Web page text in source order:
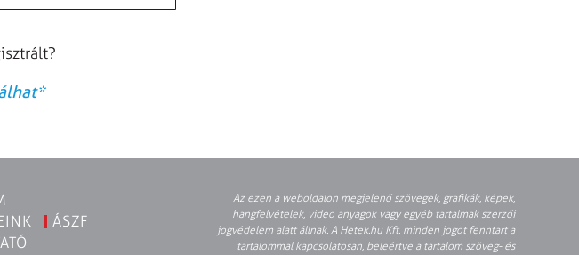
*
ÁSZF
Az ezen a weboldalon megjelenő szövegek, grafikák, képek,
hangfelvételek, video anyagok vagy egyéb tartalmak szerzői
jogvédelem alatt állnak. A Hetek.hu Kft. minden jogot fenntart a
tartalommal kapcsolatosan, beleértve a tartalom szöveg- és